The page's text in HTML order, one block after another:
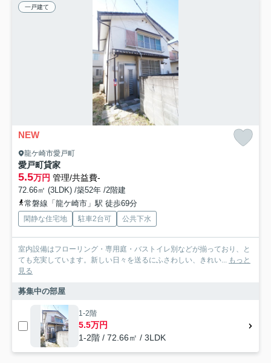
一戸建て
NEW
龍ケ崎市愛戸町
愛戸町貸家
5.5万円 管理/共益費-
72.66㎡ (3LDK) /築52年 /2階建
常磐線「龍ケ崎市」駅 徒歩69分
閑静な住宅地 駐車2台可 公共下水
室内設備はフローリング・専用庭・バストイレ別などが揃っており、と
ても充実しています。新しい日々を送るにふさわしい、きれい... もっと
見る
募集中の部屋
1-2階
5.5万円
1-2階 / 72.66㎡ / 3LDK